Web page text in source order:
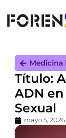
Medicina
Título:
ADN
Sexual
mayo 5, 2026